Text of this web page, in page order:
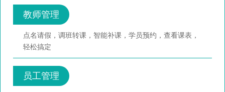
教师管理
点名请假，调班转课，智能补课，学员预约，查看课表，
轻松搞定
员工管理